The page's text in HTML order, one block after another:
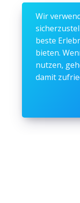
Wir
beste
bieten.
nutzen,
damit